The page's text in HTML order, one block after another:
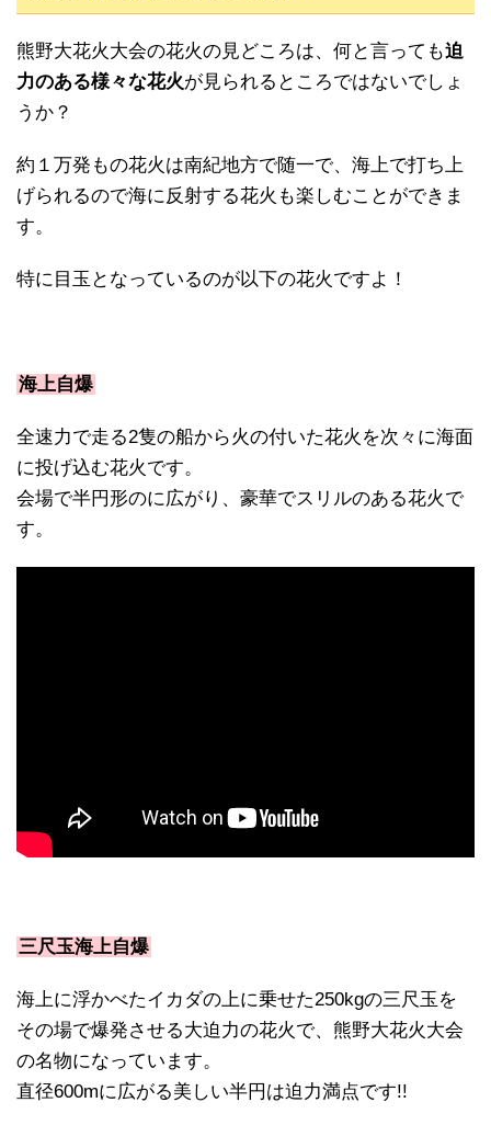
熊野大花火大会の花火の見どころは、何と言っても迫
力のある様々な花火が見られるところではないでしょ
うか？
約１万発もの花火は南紀地方で随一で、海上で打ち上
げられるので海に反射する花火も楽しむことができま
す。
特に目玉となっているのが以下の花火ですよ！
海上自爆
全速力で走る2隻の船から火の付いた花火を次々に海面
に投げ込む花火です。
会場で半円形のに広がり、豪華でスリルのある花火で
す。
三尺玉海上自爆
海上に浮かべたイカダの上に乗せた250kgの三尺玉を
その場で爆発させる大迫力の花火で、熊野大花火大会
の名物になっています。
直径600mに広がる美しい半円は迫力満点です!!